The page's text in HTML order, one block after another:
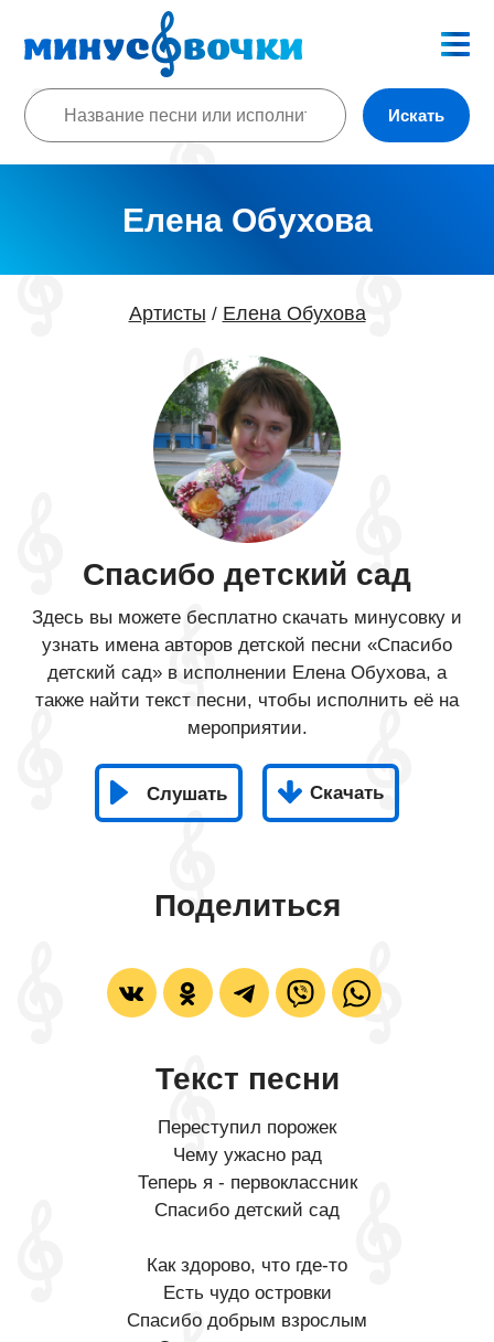
Искать
Елена Обухова
Артисты / Елена Обухова
Спасибо детский сад
Здесь вы можете бесплатно скачать минусовку и
узнать имена авторов детской песни «Спасибо
детский сад» в исполнении Елена Обухова, а
также найти текст песни, чтобы исполнить её на
мероприятии.
Слушать Скачать
Поделиться
Текст песни
Переступил порожек
Чему ужасно рад
Теперь я - первоклассник
Спасибо детский сад
Как здорово, что где-то
Есть чудо островки
Спасибо добрым взрослым